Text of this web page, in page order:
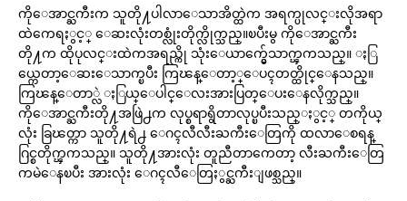
ကိုေအာင္ႀကီးက သူတို႔ပါလာေသာအိတ္ထဲက အရက္ပုလင္းလိုအရာ
ထဲကေရႏွင့္ ေဆးလုံးတစ္လုံးတိုက္လိုက္သည္။ၿပီးမွ ကိုေအာင္ႀကီး
တို႔က ထိုပုလင္းထဲကအရည္ကို သုံးေယာက္မွ်ေသာက္ၾကသည္။ ႏြ
ယ္ကေတာ့ေဆးေသာက္ၿပီး ကြၽန္ေတာ့္ေပၚတတ္ထိုင္ေနသည္။
ကြၽန္ေတာ္လဲ ႏြယ္ေပါင္ေလးအားပြတ္ေပးေနလိုက္သည္။
ကိုေအာင္ႀကီးတို႔အဖြဲ႕က လုပ္စရာရွိတာလုပ္ၿပီးသည္ႏွင့္ တကိုယ္
လုံး ခြၽတ္ကာ သူတို႔ရဲ႕ ေဂၚလီလီးႀကီးေတြကို ထလာေစရန္
ဂြင္စတိုက္ၾကသည္။ သူတို႔အားလုံး တူညီတာကေတာ့ လီးႀကီးေတြ
ကမဲေနၿပီး အားလုံး ေဂၚလီေတြႏွင္ႀကီးျဖစ္သည္။